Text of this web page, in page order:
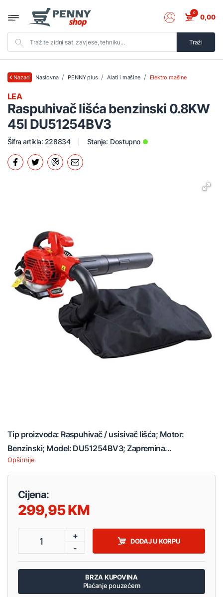
Traži
0 0,00
Nazad Naslovna PENNY plus Alati i mašine Elektro mašine
Raspuhivač lišća benzinski 0.8KW
45l DU51254BV3
LEA
Šifra artikla: 228834 Stanje: Dostupno
Tip proizvoda: Raspuhivač / usisivač lišća; Motor:
Benzinski; Model: DU51254BV3; Zapremina...
Opširnije
Cijena:
299,95
1
+
-
DODAJ U KORPU
BRZA KUPOVINA
Plaćanje pouzećem